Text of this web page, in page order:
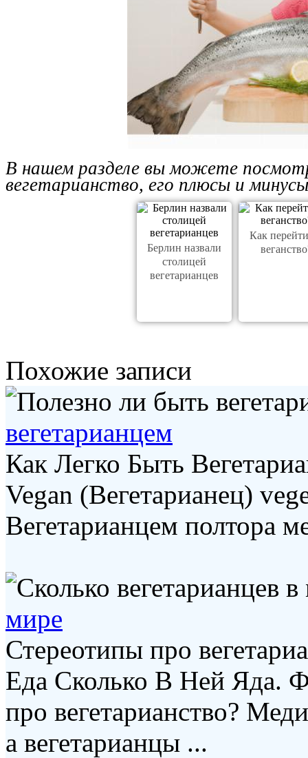
В нашем разделе вы можете
вегетарианство, его плюсы и
Берлин назвали
столицей
вегетарианцев
Как
Похожие записи
вегетарианцем
Как Легко Быть
Vegan (Вегетарианец)
Вегетарианцем полтора
мире
Стереотипы про
Еда Сколько В Ней Яда.
про вегетарианство?
а вегетарианцы ...